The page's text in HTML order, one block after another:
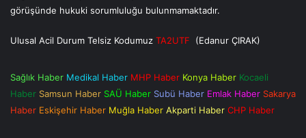
görüşünde hukuki sorumluluğu bulunmamaktadır.
Ulusal Acil Durum Telsiz Kodumuz TA2UTF (Edanur ÇIRAK)
Sağlık Haber Medikal Haber MHP Haber Konya Haber Kocaeli
Haber Samsun Haber SAÜ Haber Subü Haber Emlak Haber Sakarya
Haber Eskişehir Haber Muğla Haber Akparti Haber CHP Haber